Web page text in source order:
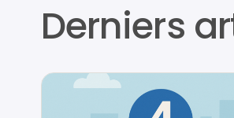
Derniers